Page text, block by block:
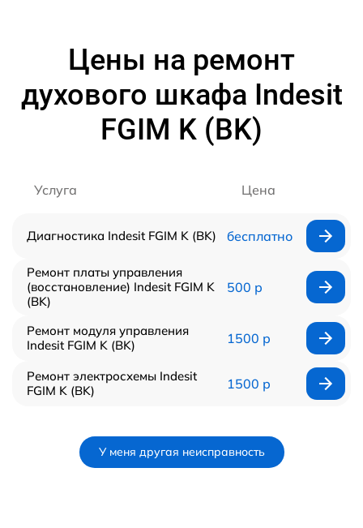
Цены на ремонт
духового шкафа Indesit
FGIM K (BK)
Услуга Цена
Диагностика Indesit FGIM K (BK) бесплатно
Ремонт платы управления
(восстановление) Indesit FGIM K
(BK)
500 р
Ремонт модуля управления
Indesit FGIM K (BK)
1500 р
Ремонт электросхемы Indesit
FGIM K (BK)
1500 р
У меня другая неисправность